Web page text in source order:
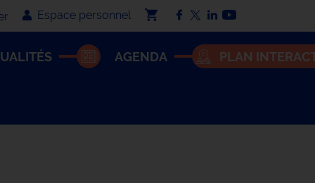
Espace personnel
AGENDA PLAN